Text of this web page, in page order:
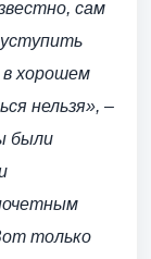
сам
в хорошем
нельзя», –
были
только